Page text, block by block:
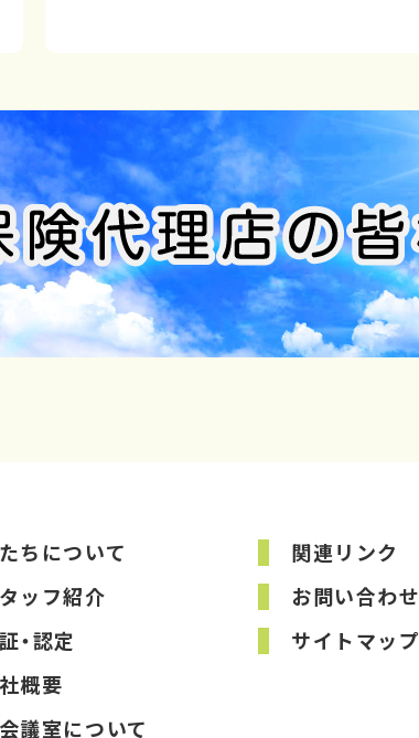
ちについて
ッフ紹介
・認定
概要
議室について
関連リンク
お問い合わせ
サイトマップ